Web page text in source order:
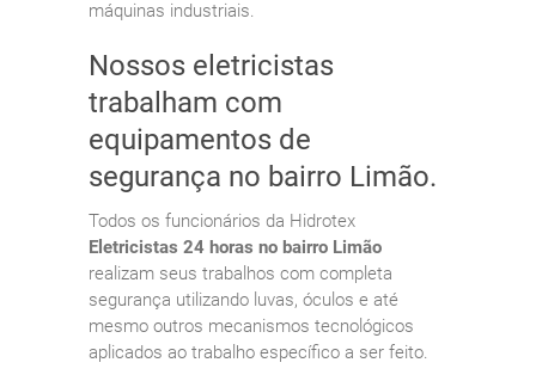
máquinas industriais.
Nossos eletricistas
trabalham com
equipamentos de
segurança no bairro Limão.
Todos os funcionários da Hidrotex
Eletricistas 24 horas no bairro Limão
realizam seus trabalhos com completa
segurança utilizando luvas, óculos e até
mesmo outros mecanismos tecnológicos
aplicados ao trabalho específico a ser feito.